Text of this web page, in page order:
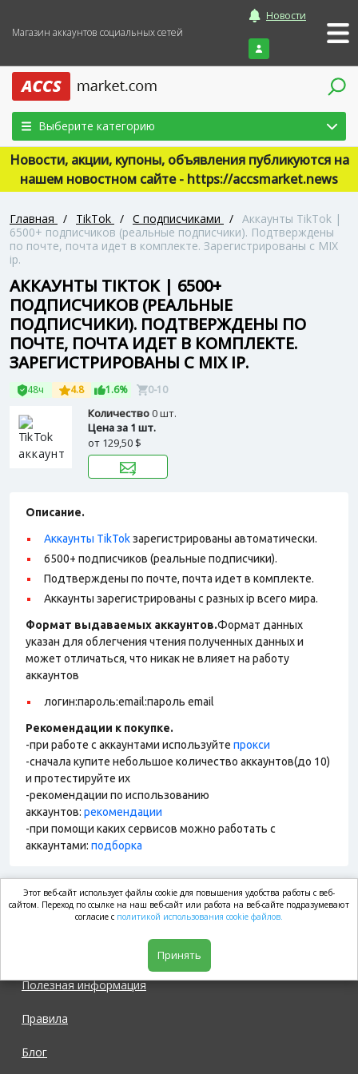
Магазин аккаунтов социальных сетей
Новости
Войти
Выберите категорию
Новости, акции, купоны, объявления публикуются на
нашем новостном сайте - https://accsmarket.news
Главная / TikTok / С подписчиками / Аккаунты TikTok |
6500+ подписчиков (реальные подписчики). Подтверждены
по почте, почта идет в комплекте. Зарегистрированы с MIX
ip.
АККАУНТЫ TIKTOK | 6500+
ПОДПИСЧИКОВ (РЕАЛЬНЫЕ
ПОДПИСЧИКИ). ПОДТВЕРЖДЕНЫ ПО
ПОЧТЕ, ПОЧТА ИДЕТ В КОМПЛЕКТЕ.
ЗАРЕГИСТРИРОВАНЫ С MIX IP.
48ч 4.8 1.6% 0-10
Количество0 шт.
Цена за 1 шт.
от 129,50 $
Описание.
Аккаунты TikTokзарегистрированы автоматически.
6500+ подписчиков (реальные подписчики).
Подтверждены по почте, почта идет в комплекте.
Аккаунты зарегистрированы с разных ip всего мира.
Формат выдаваемых аккаунтов.Формат данных
указан для облегчения чтения полученных данных и
может отличаться, что никак не влияет на работу
аккаунтов
логин:пароль:email:пароль email
Рекомендации к покупке.
-при работе с аккаунтами используйте прокси
-сначала купите небольшое количество аккаунтов(до 10)
и протестируйте их
-рекомендации по использованию
аккаунтов: рекомендации
-при помощи каких сервисов можно работать с
аккаунтами: подборка
market.com
Полезная информация
Правила
Блог
Этот веб-сайт использует файлы cookie для повышения удобства работы с веб-
сайтом. Переход по ссылке на наш веб-сайт или работа на веб-сайте подразумевают
согласие с политикой использования cookie файлов.
Принять